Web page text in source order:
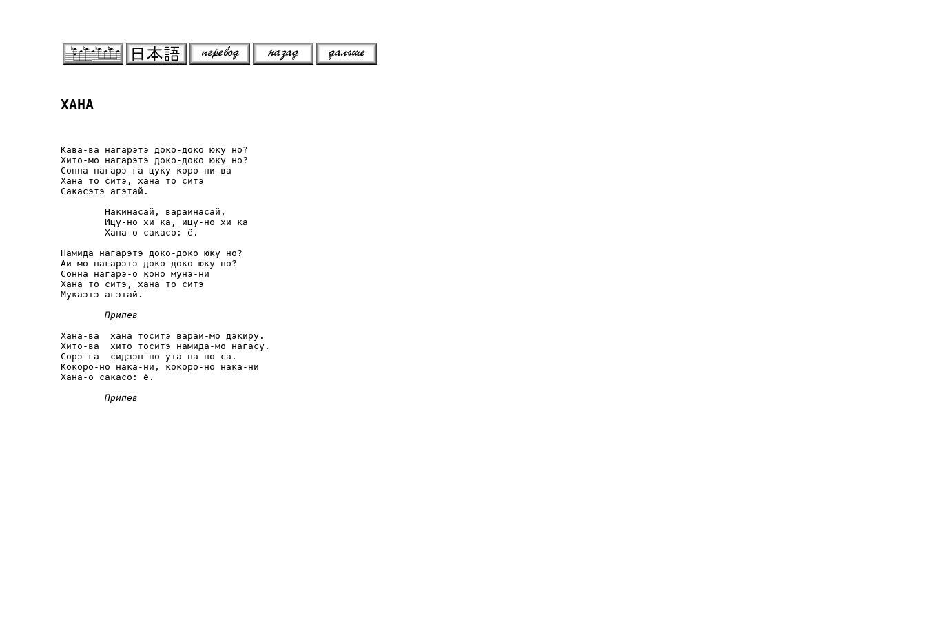
ХАНА
Кава-ва нагарэтэ доко-доко юку но?
Хито-мо нагарэтэ доко-доко юку но?
Сонна нагарэ-га цуку коро-ни-ва
Хана то ситэ, хана то ситэ
Сакасэтэ агэтай.
        Накинасай, вараинасай,
        Ицу-но хи ка, ицу-но хи ка
        Хана-о сакасо: ё.
Намида нагарэтэ доко-доко юку но?
Аи-мо нагарэтэ доко-доко юку но?
Сонна нагарэ-о коно мунэ-ни
Хана то ситэ, хана то ситэ
Мукаэтэ агэтай.
Припев
Хана-ва  хана тоситэ вараи-мо дэкиру.
Хито-ва  хито тоситэ намида-мо нагасу.
Сорэ-га  сидзэн-но ута на но са.
Кокоро-но нака-ни, кокоро-но нака-ни
Хана-о сакасо: ё.
Припев